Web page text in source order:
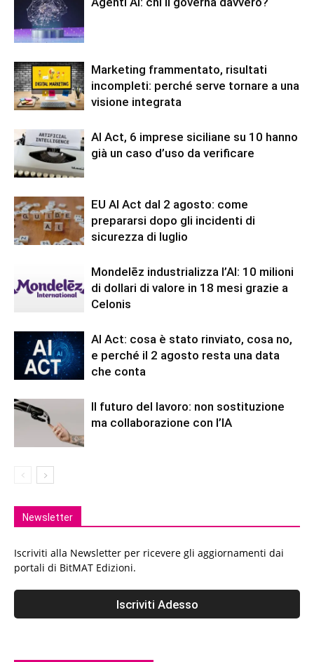
Marketing frammentato, risultati
incompleti: perché serve tornare a una
visione integrata
AI Act, 6 imprese siciliane su 10 hanno
già un caso d’uso da verificare
EU AI Act dal 2 agosto: come
prepararsi dopo gli incidenti di
sicurezza di luglio
Mondelēz industrializza l’AI: 10 milioni
di dollari di valore in 18 mesi grazie a
Celonis
AI Act: cosa è stato rinviato, cosa no,
e perché il 2 agosto resta una data
che conta
Il futuro del lavoro: non sostituzione
ma collaborazione con l’IA
Newsletter
Iscriviti alla Newsletter per ricevere gli aggiornamenti dai
portali di BitMAT Edizioni.